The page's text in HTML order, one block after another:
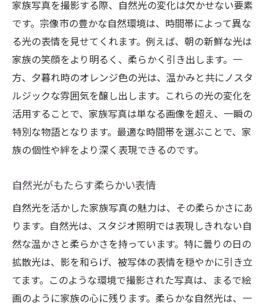
家族写真を撮影する際、自然光の変化は欠かせない要素
です。宗像市の豊かな自然環境は、時間帯によって異な
る光の表情を見せてくれます。例えば、朝の新鮮な光は
家族の笑顔をより明るく、柔らかく引き出します。一
方、夕暮れ時のオレンジ色の光は、温かみと共にノスタ
ルジックな雰囲気を醸し出します。これらの光の変化を
活用することで、家族写真は単なる画像を超え、一瞬の
特別な物語となります。最適な時間帯を選ぶことで、家
族の個性や絆をより深く表現できるのです。
自然光がもたらす柔らかい表情
自然光を活かした家族写真の魅力は、その柔らかさにあ
ります。自然光は、スタジオ照明では表現しきれない自
然な温かさと柔らかさを持っています。特に曇りの日の
拡散光は、影を和らげ、被写体の表情を穏やかに引き立
てます。このような環境で撮影された写真は、まるで絵
画のように家族の心に残ります。柔らかな自然光は、一